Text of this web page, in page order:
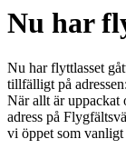
Nu har
Nu har flyttlasset
tillfälligt på
När allt är uppackat
adress på
vi öppet som